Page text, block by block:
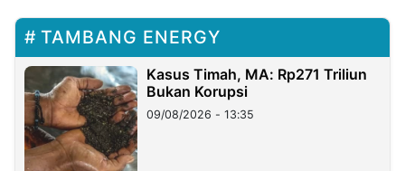
TAMBANG ENERGY
Kasus Timah, MA: Rp271 Triliun
Bukan Korupsi
09/08/2026 - 13:35